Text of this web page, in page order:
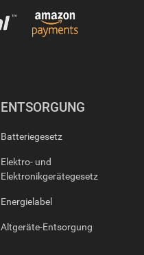
ENTSORGUNG
Batteriegesetz
Elektro- und
Elektronikgerätegesetz
Energielabel
Altgeräte-Entsorgung